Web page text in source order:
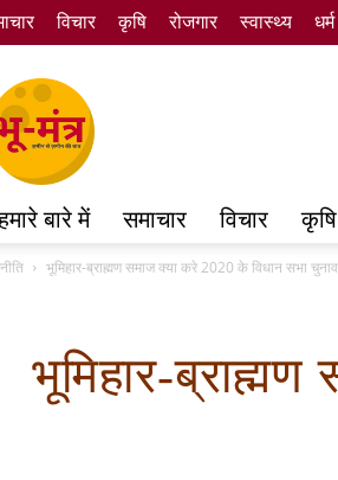
विचार कृषि रोजगार स्वास्थ्य धर्म
बारे में समाचार विचार कृषि
भूमिहार-ब्राह्मण समाज क्या करे 2020 के विधान सभा
भूमिहार-